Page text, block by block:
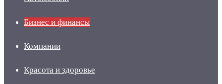
Бизнес и финансы
Компании
Красота и здоровье